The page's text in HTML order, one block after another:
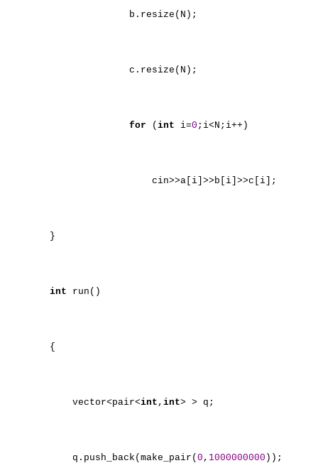
b.resize(N);
c.resize(N);
for ( int i=0 ;i<N;i++)
cin>>a[i]>>b[i]>>c[i];
}
int run()
{
vector<pair<int , int> > q;
q.push_back(make_pair( 0 , 1000000000 ));